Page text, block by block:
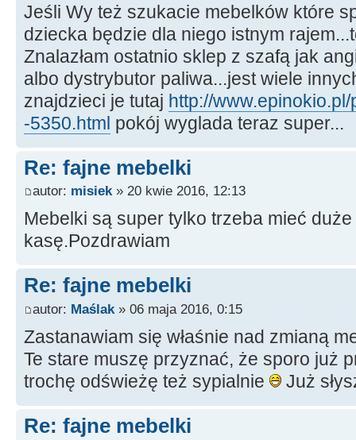
Jeśli Wy też szukacie mebelków które
dziecka będzie dla niego istnym
Znalazłam ostatnio sklep z szafą jak
albo dystrybutor paliwa...jest wiele
znajdzieci je tutaj http://
-5350.html pokój wyglada teraz super...
Re: fajne mebelki
autor: misiek» 20 kwie 2016, 12:13
Mebelki są super tylko trzeba mieć
kasę.Pozdrawiam
Re: fajne mebelki
autor: Maślak » 06 maja 2016, 0:15
Zastanawiam się właśnie nad zmianą
Te stare muszę przyznać, że sporo już
trochę odświeżę też sypialnie
Już
Re: fajne mebelki